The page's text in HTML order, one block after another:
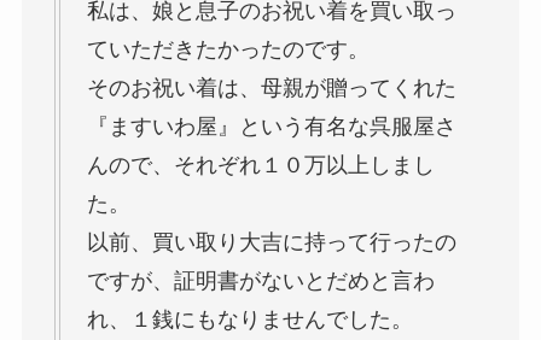
私は、娘と息子のお祝い着を買い取っ
ていただきたかったのです。
そのお祝い着は、母親が贈ってくれた
『ますいわ屋』という有名な呉服屋さ
んので、それぞれ１０万以上しまし
た。
以前、買い取り大吉に持って行ったの
ですが、証明書がないとだめと言わ
れ、１銭にもなりませんでした。